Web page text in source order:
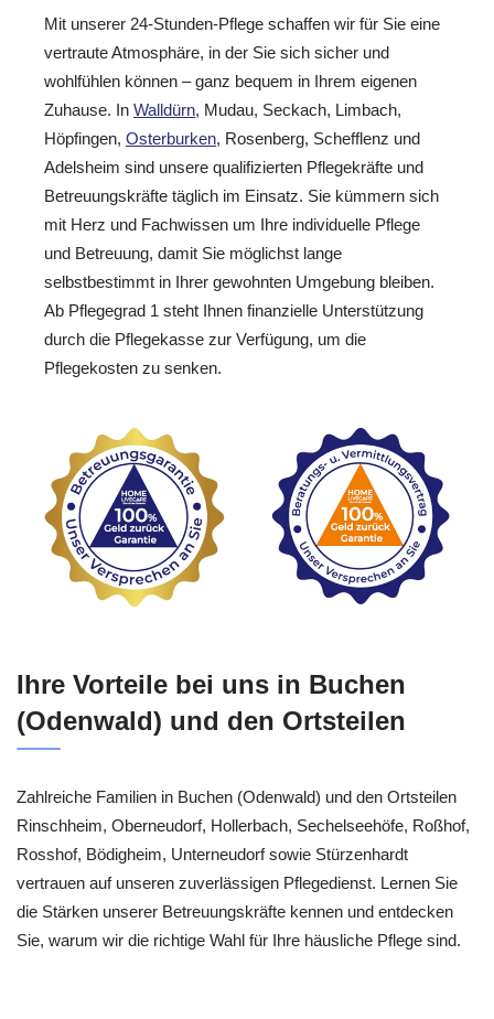
Mit unserer 24-Stunden-Pflege schaffen wir für Sie eine
vertraute Atmosphäre, in der Sie sich sicher und
wohlfühlen können – ganz bequem in Ihrem eigenen
Zuhause. In Walldürn, Mudau, Seckach, Limbach,
Höpfingen, Osterburken, Rosenberg, Schefflenz und
Adelsheim sind unsere qualifizierten Pflegekräfte und
Betreuungskräfte täglich im Einsatz. Sie kümmern sich
mit Herz und Fachwissen um Ihre individuelle Pflege
und Betreuung, damit Sie möglichst lange
selbstbestimmt in Ihrer gewohnten Umgebung bleiben.
Ab Pflegegrad 1 steht Ihnen finanzielle Unterstützung
durch die Pflegekasse zur Verfügung, um die
Pflegekosten zu senken.
Ihre Vorteile bei uns in Buchen
(Odenwald) und den Ortsteilen
Zahlreiche Familien in Buchen (Odenwald) und den Ortsteilen
Rinschheim, Oberneudorf, Hollerbach, Sechelseehöfe, Roßhof,
Rosshof, Bödigheim, Unterneudorf sowie Stürzenhardt
vertrauen auf unseren zuverlässigen Pflegedienst. Lernen Sie
die Stärken unserer Betreuungskräfte kennen und entdecken
Sie, warum wir die richtige Wahl für Ihre häusliche Pflege sind.